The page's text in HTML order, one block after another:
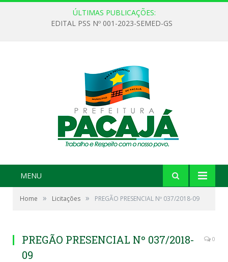
ÚLTIMAS PUBLICAÇÕES:
EDITAL PSS Nº 001-2023-SEMED-GS
MENU
Home » Licitações » PREGÃO PRESENCIAL Nº 037/2018-09
PREGÃO PRESENCIAL Nº 037/2018-
09
0